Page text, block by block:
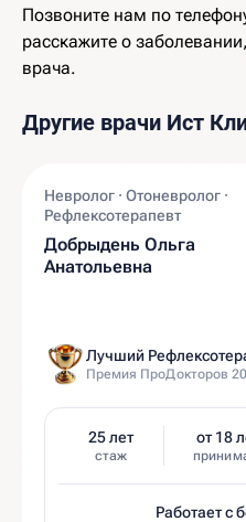
Позвоните нам по
расскажите о
врача.
Другие врачи Ист
Невролог · Отоневролог ·
Рефлексотерапевт
Добрыдень Ольга
Анатольевна
Лучший
Премия ПроДокторов
25 лет
стаж
от 18
Работает с